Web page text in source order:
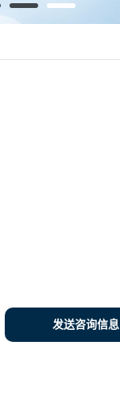
发送咨询信息